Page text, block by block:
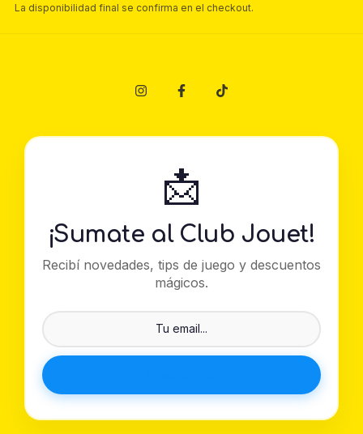
La disponibilidad final se confirma en el checkout.
📩
¡Sumate al Club Jouet!
Recibí novedades, tips de juego y descuentos
mágicos.